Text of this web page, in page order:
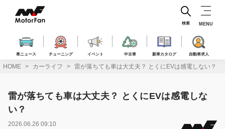
ス
車ニュース チューニング イベント 中古車 新車カタログ 自動車求人
検索 MENU
HOME カーライフ 雷が落ちても車は大丈夫？ とくにEVは感電しない？
雷が落ちても車は大丈夫？ とくにEVは感電しな
い？
2026.06.26 09:10